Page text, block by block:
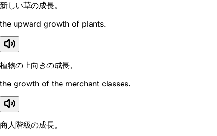
新しい草の成長。
the upward growth of plants.
植物の上向きの成長。
the growth of the merchant classes.
商人階級の成長。